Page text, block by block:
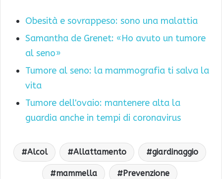
Obesità e sovrappeso: sono una malattia
Samantha de Grenet: «Ho avuto un tumore
al seno»
Tumore al seno: la mammografia ti salva la
vita
Tumore dell'ovaio: mantenere alta la
guardia anche in tempi di coronavirus
Alcol Allattamento giardinaggio
mammella Prevenzione